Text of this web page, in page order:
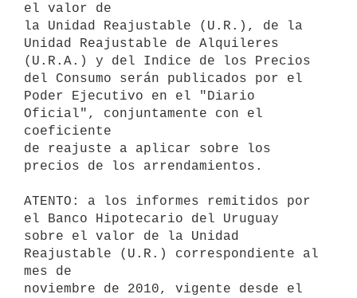
el valor de
la Unidad Reajustable (U.R.), de la
Unidad Reajustable de Alquileres
(U.R.A.) y del Indice de los Precios
del Consumo serán publicados por el
Poder Ejecutivo en el "Diario
Oficial", conjuntamente con el
coeficiente
de reajuste a aplicar sobre los
precios de los arrendamientos.
ATENTO: a los informes remitidos por
el Banco Hipotecario del Uruguay
sobre el valor de la Unidad
Reajustable (U.R.) correspondiente al
mes de
noviembre de 2010, vigente desde el